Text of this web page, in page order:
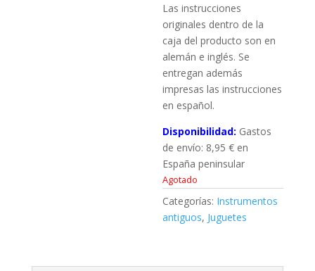
Las instrucciones
originales dentro de la
caja del producto son en
alemán e inglés. Se
entregan además
impresas las instrucciones
en español.
Disponibilidad: Gastos
de envío: 8,95 € en
España peninsular
Agotado
Categorías: Instrumentos
antiguos, Juguetes